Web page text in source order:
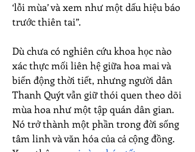
‘lỗi mùa’ và xem như một dấu hiệu báo
trước thiên tai”.
Dù chưa có nghiên cứu khoa học nào
xác thực mối liên hệ giữa hoa mai và
biến động thời tiết, nhưng người dân
Thanh Quýt vẫn giữ thói quen theo dõi
mùa hoa như một tập quán dân gian.
Nó trở thành một phần trong đời sống
tâm linh và văn hóa của cả cộng đồng.